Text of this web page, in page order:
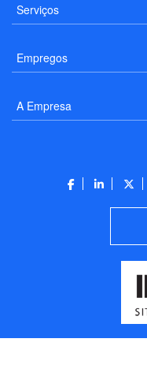
Serviços
Empregos
A Empresa